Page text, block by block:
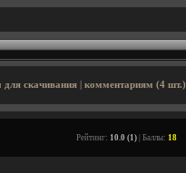
для скачивания комментариям (4 шт.)
Рейтинг: 10.0 (1) | Баллы: 18